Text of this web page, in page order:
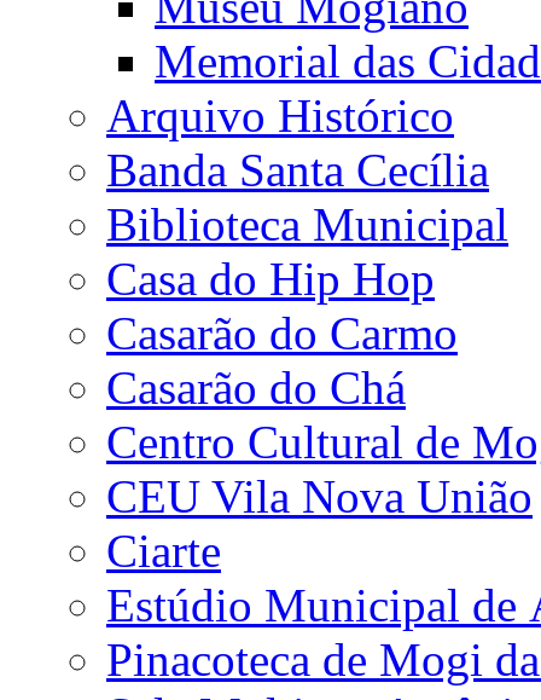
Memorial das
Arquivo Histórico
Banda Santa Cecília
Biblioteca Municipal
Casa do Hip Hop
Casarão do Carmo
Casarão do Chá
Centro Cultural de
CEU Vila Nova União
Ciarte
Estúdio Municipal de
Pinacoteca de Mogi